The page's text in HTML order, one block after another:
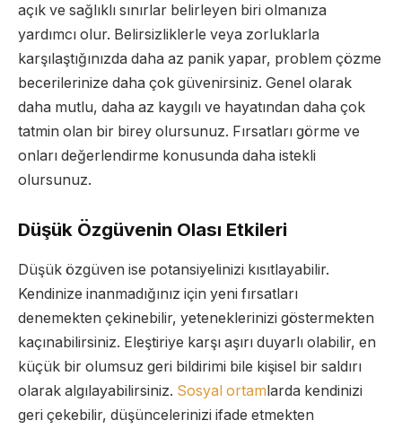
açık ve sağlıklı sınırlar belirleyen biri olmanıza
yardımcı olur. Belirsizliklerle veya zorluklarla
karşılaştığınızda daha az panik yapar, problem çözme
becerilerinize daha çok güvenirsiniz. Genel olarak
daha mutlu, daha az kaygılı ve hayatından daha çok
tatmin olan bir birey olursunuz. Fırsatları görme ve
onları değerlendirme konusunda daha istekli
olursunuz.
Düşük Özgüvenin Olası Etkileri
Düşük özgüven ise potansiyelinizi kısıtlayabilir.
Kendinize inanmadığınız için yeni fırsatları
denemekten çekinebilir, yeteneklerinizi göstermekten
kaçınabilirsiniz. Eleştiriye karşı aşırı duyarlı olabilir, en
küçük bir olumsuz geri bildirimi bile kişisel bir saldırı
olarak algılayabilirsiniz. Sosyal ortamlarda kendinizi
geri çekebilir, düşüncelerinizi ifade etmekten